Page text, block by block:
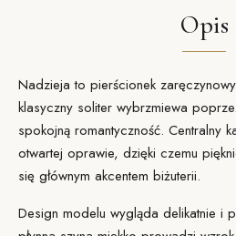
Opis
Nadzieja to pierścionek
klasyczny soliter wybrzmiewa
spokojną romantyczność. Centralny
otwartej oprawie, dzięki czemu
się głównym akcentem biżuterii.
Design modelu wygląda delikatnie i